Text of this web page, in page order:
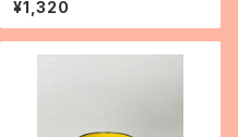
¥1,320